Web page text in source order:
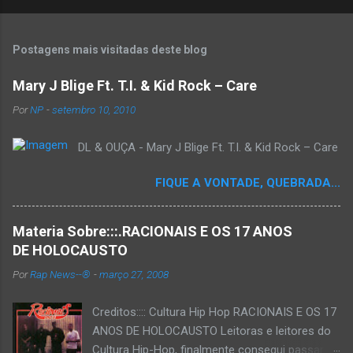
Postagens mais visitadas deste blog
Mary J Blige Ft. T.I. & Kid Rock – Care
PorNP -setembro 10, 2010
DL & OUÇA - Mary J Blige Ft. T.I. & Kid Rock – Care
FIQUE A VONTADE, QUEBRADA...
Materia Sobre:::.RACIONAIS E OS 17 ANOS
DE HOLOCAUSTO
PorRap News--® -março 27, 2008
Creditos:::: Cultura Hip Hop RACIONAIS E OS 17
ANOS DE HOLOCAUSTO Leitoras e leitores do
Cultura Hip-Hop, finalmente consegui passar